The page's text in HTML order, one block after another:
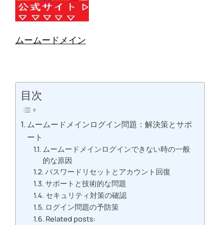
ムームードメイン
目次
ムームードメインログイン問題：解決策とサポ
ート
ムームードメインログインできない時の一般
的な原因
パスワードリセットとアカウント回復
サポートと技術的な問題
セキュリティ対策の確認
ログイン問題の予防策
Related posts: